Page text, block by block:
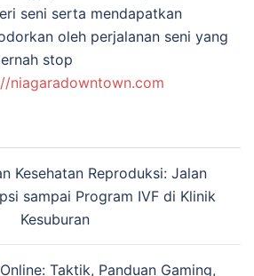
seni serta mendapatkan
oleh perjalanan seni yang
stop
niagaradowntown.com
Kesehatan Reproduksi: Jalan
sampai Program IVF di Klinik
Kesuburan
Taktik, Panduan Gaming,